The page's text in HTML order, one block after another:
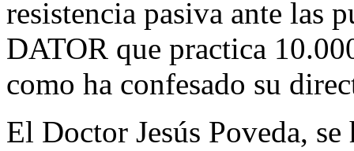
resistencia pasiva ante las
DATOR que practica
como ha confesado su
El Doctor Jesús Poveda,